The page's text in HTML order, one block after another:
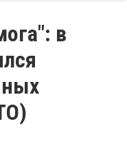
в